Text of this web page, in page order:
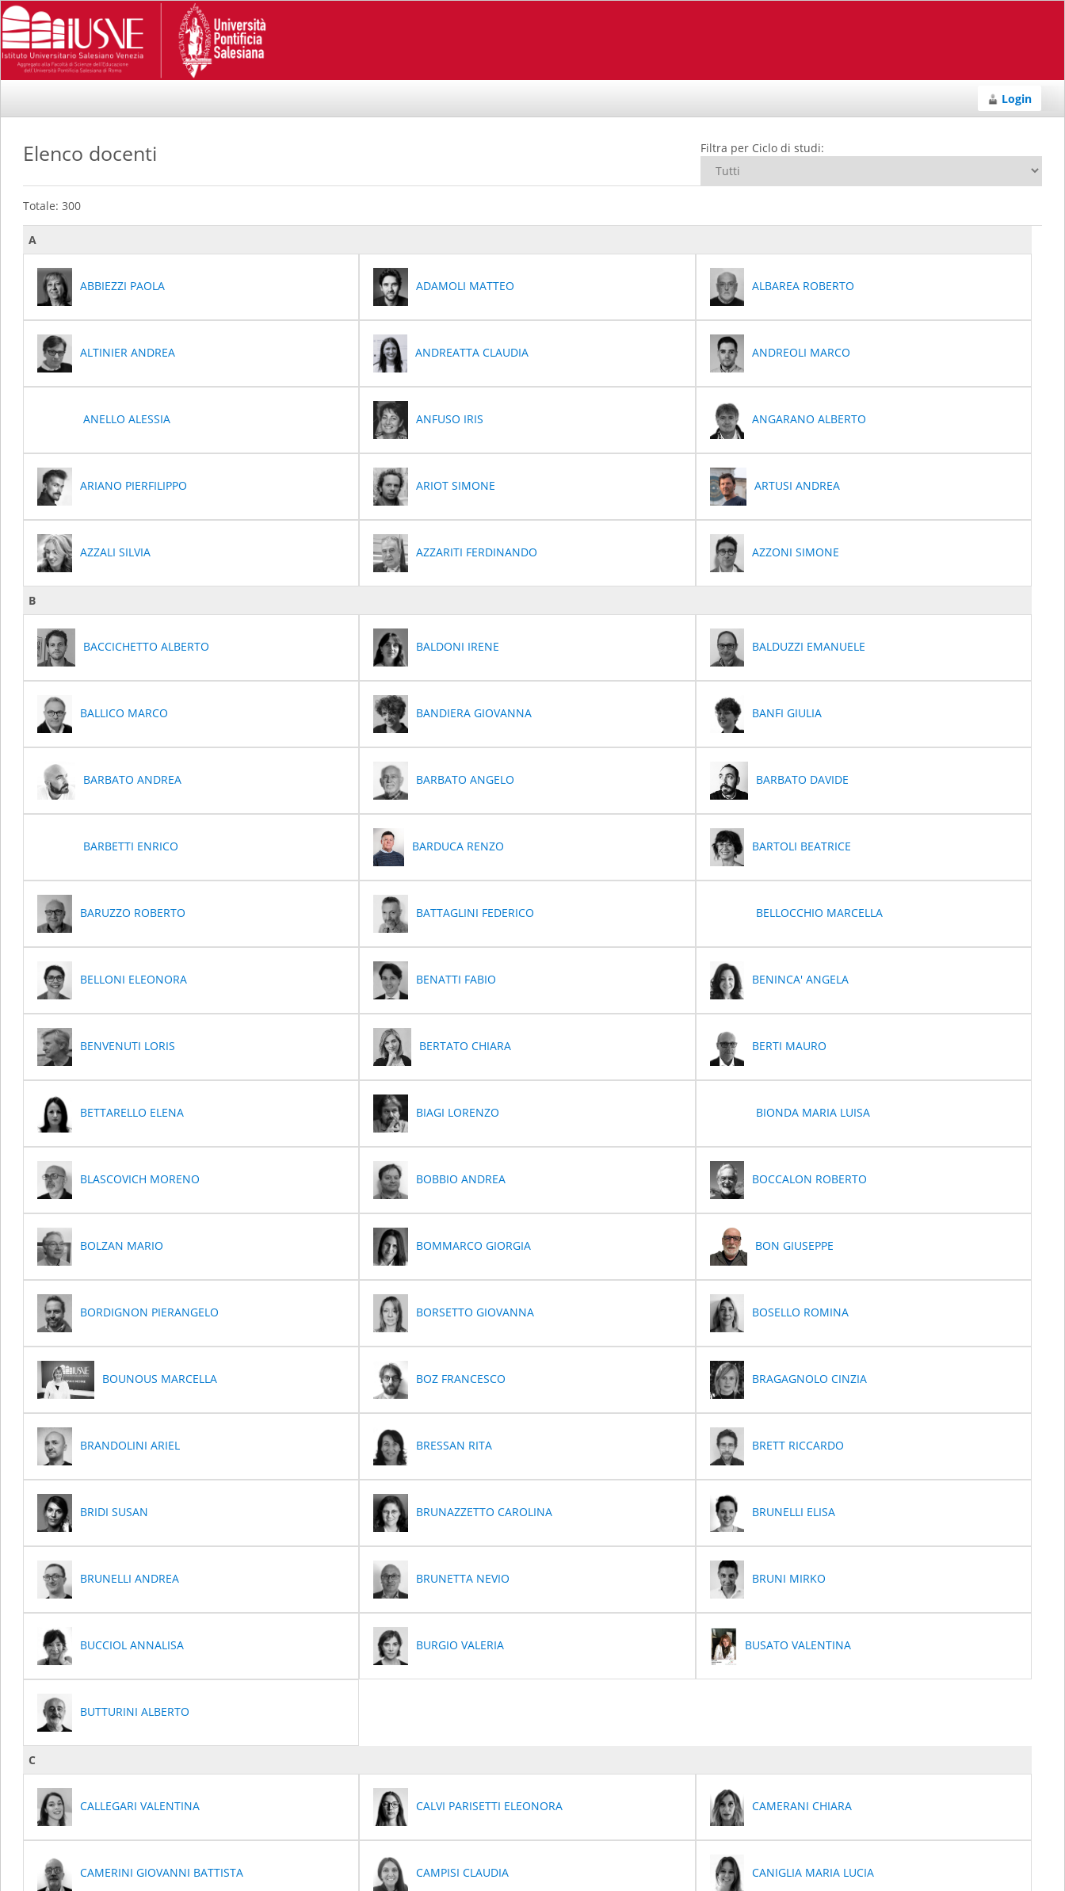
Login
Elenco docenti Filtra per Ciclo di studi:
Totale: 300
A
ABBIEZZI PAOLA ADAMOLI MATTEO ALBAREA ROBERTO
ALTINIER ANDREA ANDREATTA CLAUDIA ANDREOLI MARCO
ANELLO ALESSIA ANFUSO IRIS ANGARANO ALBERTO
ARIANO PIERFILIPPO ARIOT SIMONE ARTUSI ANDREA
AZZALI SILVIA AZZARITI FERDINANDO AZZONI SIMONE
B
BACCICHETTO ALBERTO BALDONI IRENE BALDUZZI EMANUELE
BALLICO MARCO BANDIERA GIOVANNA BANFI GIULIA
BARBATO ANDREA BARBATO ANGELO BARBATO DAVIDE
BARBETTI ENRICO BARDUCA RENZO BARTOLI BEATRICE
BARUZZO ROBERTO BATTAGLINI FEDERICO BELLOCCHIO MARCELLA
BELLONI ELEONORA BENATTI FABIO BENINCA' ANGELA
BENVENUTI LORIS BERTATO CHIARA BERTI MAURO
BETTARELLO ELENA BIAGI LORENZO BIONDA MARIA LUISA
BLASCOVICH MORENO BOBBIO ANDREA BOCCALON ROBERTO
BOLZAN MARIO BOMMARCO GIORGIA BON GIUSEPPE
BORDIGNON PIERANGELO BORSETTO GIOVANNA BOSELLO ROMINA
BOUNOUS MARCELLA BOZ FRANCESCO BRAGAGNOLO CINZIA
BRANDOLINI ARIEL BRESSAN RITA BRETT RICCARDO
BRIDI SUSAN BRUNAZZETTO CAROLINA BRUNELLI ELISA
BRUNELLI ANDREA BRUNETTA NEVIO BRUNI MIRKO
BUCCIOL ANNALISA BURGIO VALERIA BUSATO VALENTINA
BUTTURINI ALBERTO
C
CALLEGARI VALENTINA CALVI PARISETTI ELEONORA CAMERANI CHIARA
CAMERINI GIOVANNI BATTISTA CAMPISI CLAUDIA CANIGLIA MARIA LUCIA